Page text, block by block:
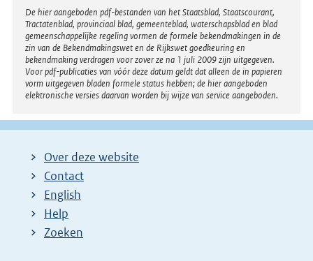
r
n
e
l
i
n
k
Disclaimer
De hier aangeboden pdf-bestanden van het Staatsblad, Staatscourant,
Tractatenblad, provinciaal blad, gemeenteblad, waterschapsblad en blad
gemeenschappelijke regeling vormen de formele bekendmakingen in de
zin van de Bekendmakingswet en de Rijkswet goedkeuring en
bekendmaking verdragen voor zover ze na 1 juli 2009 zijn uitgegeven.
Voor pdf-publicaties van vóór deze datum geldt dat alleen de in papieren
vorm uitgegeven bladen formele status hebben; de hier aangeboden
elektronische versies daarvan worden bij wijze van service aangeboden.
Over deze website
Contact
English
Help
Zoeken